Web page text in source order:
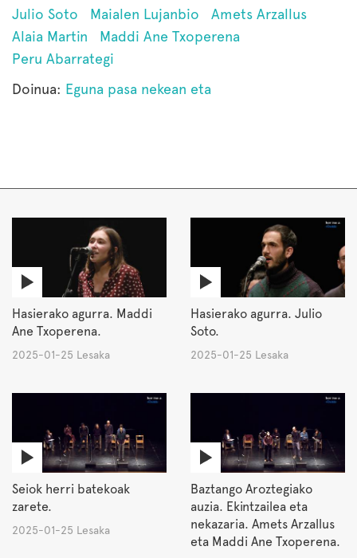
Julio Soto Maialen Lujanbio
Amets Arzallus
Alaia Martin
Maddi Ane Txoperena
Peru Abarrategi
Doinua: Eguna pasa nekean eta
Hasierako agurra. Maddi
Ane Txoperena.
2025-01-25 Lesaka
Hasierako agurra. Julio
Soto.
2025-01-25 Lesaka
Seiok herri batekoak
zarete.
2025-01-25 Lesaka
Baztango Aroztegiako
auzia. Ekintzailea eta
nekazaria. Amets Arzallus
eta Maddi Ane Txoperena.